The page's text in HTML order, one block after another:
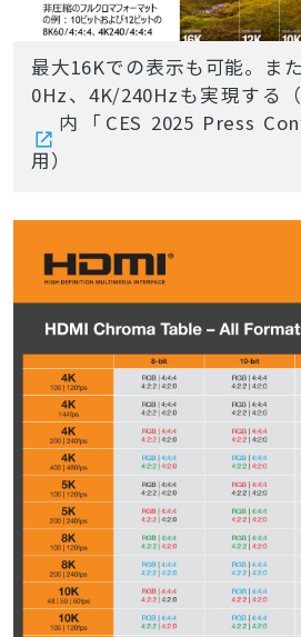
最大16Kでの表示も可能。ま
0Hz、4K/240Hzも実現する
内「CES 2025 Press
用）